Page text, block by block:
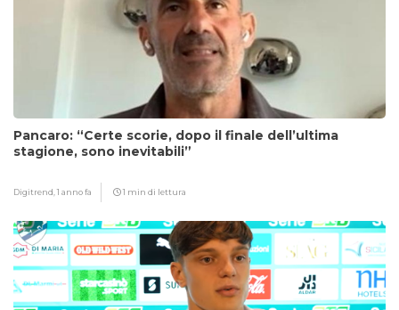
Pancaro: “Certe scorie, dopo il finale dell’ultima
stagione, sono inevitabili”
Digitrend,1 anno fa 1 min di lettura